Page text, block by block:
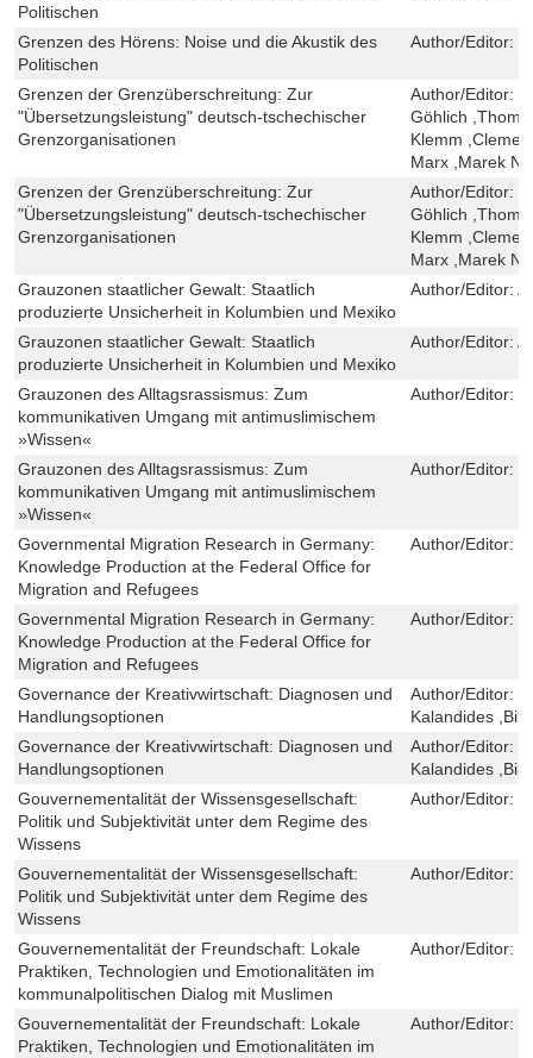
Politischen
Grenzen des Hörens: Noise und die Akustik des
Politischen
Author/Editor:
Grenzen der Grenzüberschreitung: Zur
"Übersetzungsleistung" deutsch-tschechischer
Grenzorganisationen
Author/Editor:
Göhlich
Klemm
Marx ,Marek
Grenzen der Grenzüberschreitung: Zur
"Übersetzungsleistung" deutsch-tschechischer
Grenzorganisationen
Author/Editor:
Göhlich
Klemm
Marx ,Marek
Grauzonen staatlicher Gewalt: Staatlich
produzierte Unsicherheit in Kolumbien und Mexiko
Author/Editor:
Grauzonen staatlicher Gewalt: Staatlich
produzierte Unsicherheit in Kolumbien und Mexiko
Author/Editor:
Grauzonen des Alltagsrassismus: Zum
kommunikativen Umgang mit antimuslimischem
»Wissen«
Author/Editor:
Grauzonen des Alltagsrassismus: Zum
kommunikativen Umgang mit antimuslimischem
»Wissen«
Author/Editor:
Governmental Migration Research in Germany:
Knowledge Production at the Federal Office for
Migration and Refugees
Author/Editor:
Governmental Migration Research in Germany:
Knowledge Production at the Federal Office for
Migration and Refugees
Author/Editor:
Governance der Kreativwirtschaft: Diagnosen und
Handlungsoptionen
Author/Editor:
Kalandides
Governance der Kreativwirtschaft: Diagnosen und
Handlungsoptionen
Author/Editor:
Kalandides
Gouvernementalität der Wissensgesellschaft:
Politik und Subjektivität unter dem Regime des
Wissens
Author/Editor:
Gouvernementalität der Wissensgesellschaft:
Politik und Subjektivität unter dem Regime des
Wissens
Author/Editor:
Gouvernementalität der Freundschaft: Lokale
Praktiken, Technologien und Emotionalitäten im
kommunalpolitischen Dialog mit Muslimen
Author/Editor:
Gouvernementalität der Freundschaft: Lokale
Praktiken, Technologien und Emotionalitäten im
Author/Editor: